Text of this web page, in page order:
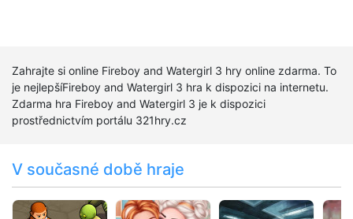
Zahrajte si online Fireboy and Watergirl 3 hry online zdarma. To
je nejlepšíFireboy and Watergirl 3 hra k dispozici na internetu.
Zdarma hra Fireboy and Watergirl 3 je k dispozici
prostřednictvím portálu 321hry.cz
V současné době hraje